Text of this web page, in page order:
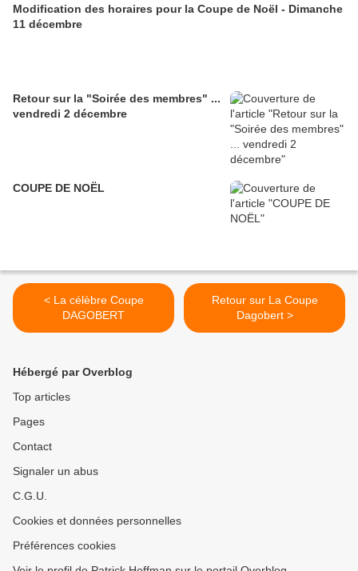
Modification des horaires pour la Coupe de Noël - Dimanche
11 décembre
Retour sur la "Soirée des membres" ...
vendredi 2 décembre
COUPE DE NOËL
< La célèbre Coupe
DAGOBERT
Retour sur La Coupe
Dagobert >
Hébergé par Overblog
Top articles
Pages
Contact
Signaler un abus
C.G.U.
Cookies et données personnelles
Préférences cookies